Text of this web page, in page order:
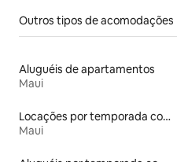
Outros tipos de acomodações
Aluguéis de apartamentos
Maui
Locações por temporada com piscina
Maui